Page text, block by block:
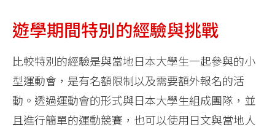
遊學期間特別的經驗與挑戰
比較特別的經驗是與當地日本大學生一起參與的小
型運動會，是有名額限制以及需要額外報名的活
動。透過運動會的形式與日本大學生組成團隊，並
且進行簡單的運動競賽，也可以使用日文與當地人